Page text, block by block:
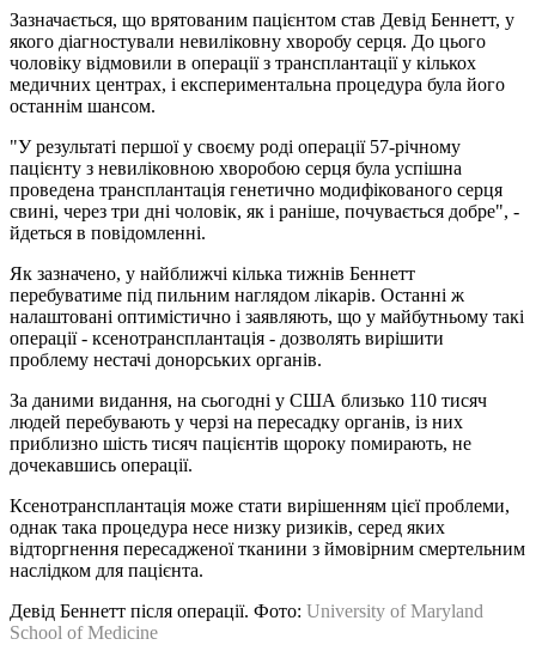
Зазначається, що врятованим пацієнтом став Девід Беннетт, у
якого діагностували невиліковну хворобу серця. До цього
чоловіку відмовили в операції з трансплантації у кількох
медичних центрах, і експериментальна процедура була його
останнім шансом.
"У результаті першої у своєму роді операції 57-річному
пацієнту з невиліковною хворобою серця була успішна
проведена трансплантація генетично модифікованого серця
свині, через три дні чоловік, як і раніше, почувається добре", -
йдеться в повідомленні.
Як зазначено, у найближчі кілька тижнів Беннетт
перебуватиме під пильним наглядом лікарів. Останні ж
налаштовані оптимістично і заявляють, що у майбутньому такі
операції - ксенотрансплантація - дозволять вирішити
проблему нестачі донорських органів.
За даними видання, на сьогодні у США близько 110 тисяч
людей перебувають у черзі на пересадку органів, із них
приблизно шість тисяч пацієнтів щороку помирають, не
дочекавшись операції.
Ксенотрансплантація може стати вирішенням цієї проблеми,
однак така процедура несе низку ризиків, серед яких
відторгнення пересадженої тканини з ймовірним смертельним
наслідком для пацієнта.
Девід Беннетт після операції. Фото: University of Maryland
School of Medicine